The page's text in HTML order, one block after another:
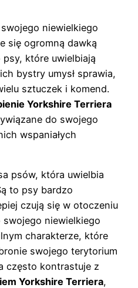
niewielkiego
się ogromną dawką
które uwielbiają
bystry umysł sprawia,
sztuczek i komend.
Yorkshire Terriera
do swojego
wspaniałych
psów, która uwielbia
to psy bardzo
czują się w otoczeniu
niewielkiego
charakterze, które
swojego terytorium
często kontrastuje z
Yorkshire Terriera,